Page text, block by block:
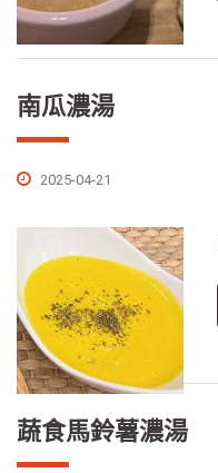
南瓜濃湯
2025-04-21
蔬食馬鈴薯濃湯